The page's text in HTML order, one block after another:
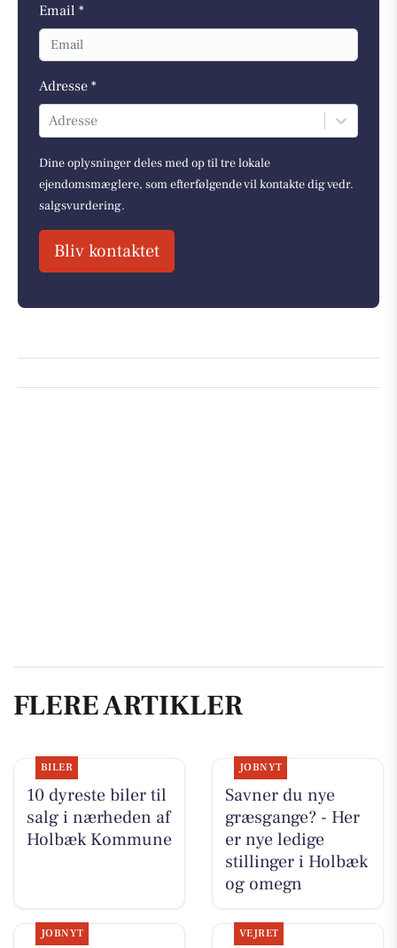
Email *
Adresse *
Adresse
Dine oplysninger deles med op til tre lokale
ejendomsmæglere, som efterfølgende vil kontakte dig vedr.
salgsvurdering.
Bliv kontaktet
FLERE ARTIKLER
BILER
10 dyreste biler til
salg i nærheden af
Holbæk Kommune
JOBNYT
Savner du nye
græsgange? - Her
er nye ledige
stillinger i Holbæk
og omegn
JOBNYT VEJRET